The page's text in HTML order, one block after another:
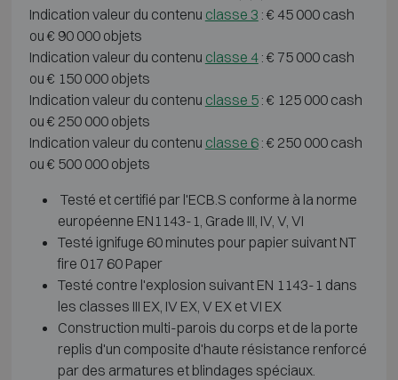
Indication valeur du contenu classe 3 : € 45 000 cash
ou € 90 000 objets
Indication valeur du contenu classe 4: € 75 000 cash
ou € 150 000 objets
Indication valeur du contenu classe 5: € 125 000 cash
ou € 250 000 objets
Indication valeur du contenu classe 6: € 250 000 cash
ou € 500 000 objets
Testé et certifié par l'ECB.S conforme à la norme
européenne EN1143-1, Grade III, IV, V, VI
Testé ignifuge 60 minutes pour papier suivant NT
fire 017 60 Paper
Testé contre l'explosion suivant EN 1143-1 dans
les classes III EX, IV EX, V EX et VI EX
Construction multi-parois du corps et de la porte
replis d'un composite d'haute résistance renforcé
par des armatures et blindages spéciaux.